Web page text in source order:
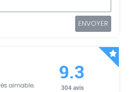
ENVOYER
aimable.
9.3
304 avis